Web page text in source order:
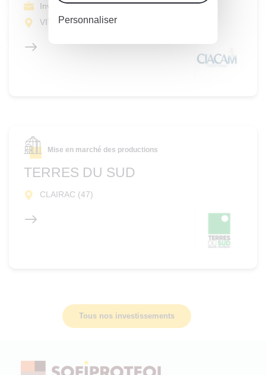
Personnaliser
Investissement
VITROLLES (13)
TERRES DU SUD
Mise en marché des productions
CLAIRAC (47)
Tous nos investissements